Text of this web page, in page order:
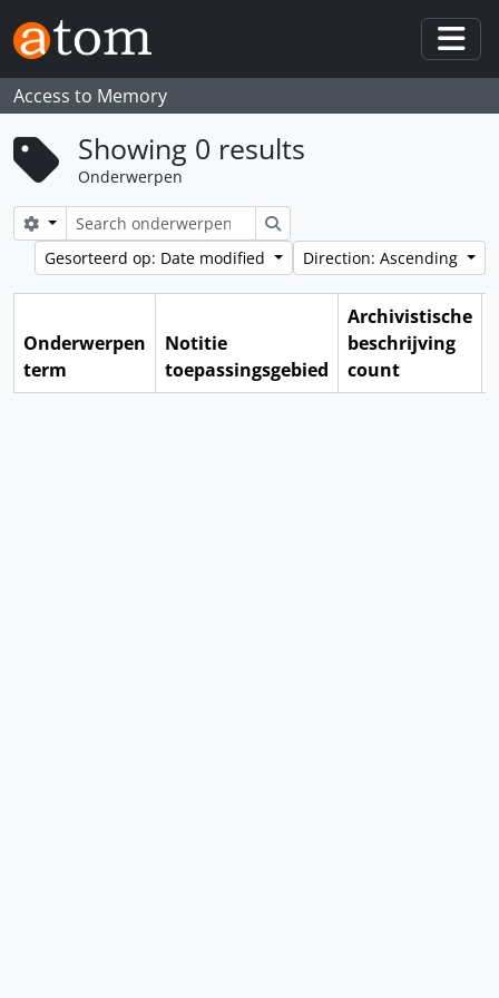
Skip to main content
Access to Memory
Showing 0 results
Onderwerpen
Search options
zoeken
Gesorteerd op: Date modified
Direction: Ascending
Onderwerpen
term
Notitie
toepassingsgebied
Archivistische
beschrijving
count